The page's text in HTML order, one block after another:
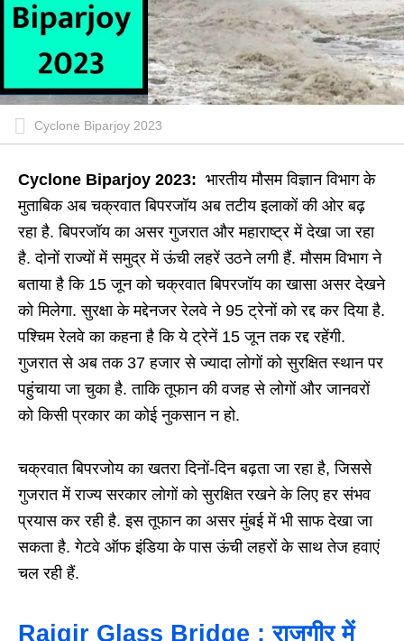
Cyclone Biparjoy 2023
Cyclone Biparjoy 2023: भारतीय मौसम विज्ञान विभाग के
मुताबिक अब चक्रवात बिपरजॉय अब तटीय इलाकों की ओर बढ़
रहा है. बिपरजॉय का असर गुजरात और महाराष्ट्र में देखा जा रहा
है. दोनों राज्यों में समुद्र में ऊंची लहरें उठने लगी हैं. मौसम विभाग ने
बताया है कि 15 जून को चक्रवात बिपरजॉय का खासा असर देखने
को मिलेगा. सुरक्षा के मद्देनजर रेलवे ने 95 ट्रेनों को रद्द कर दिया है.
पश्चिम रेलवे का कहना है कि ये ट्रेनें 15 जून तक रद्द रहेंगी.
गुजरात से अब तक 37 हजार से ज्यादा लोगों को सुरक्षित स्थान पर
पहुंचाया जा चुका है. ताकि तूफान की वजह से लोगों और जानवरों
को किसी प्रकार का कोई नुकसान न हो.
चक्रवात बिपरजोय का खतरा दिनों-दिन बढ़ता जा रहा है, जिससे
गुजरात में राज्य सरकार लोगों को सुरक्षित रखने के लिए हर संभव
प्रयास कर रही है. इस तूफान का असर मुंबई में भी साफ देखा जा
सकता है. गेटवे ऑफ इंडिया के पास ऊंची लहरों के साथ तेज हवाएं
चल रही हैं.
Rajgir Glass Bridge : राजगीर में